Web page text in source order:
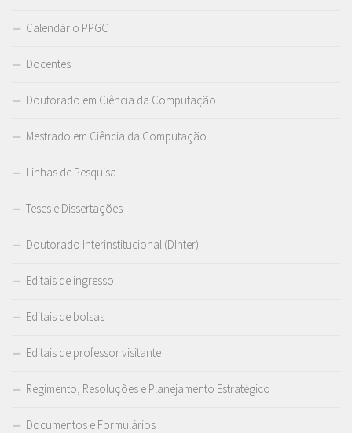
Calendário PPGC
Docentes
Doutorado em Ciência da Computação
Mestrado em Ciência da Computação
Linhas de Pesquisa
Teses e Dissertações
Doutorado Interinstitucional (DInter)
Editais de ingresso
Editais de bolsas
Editais de professor visitante
Regimento, Resoluções e Planejamento Estratégico
Documentos e Formulários